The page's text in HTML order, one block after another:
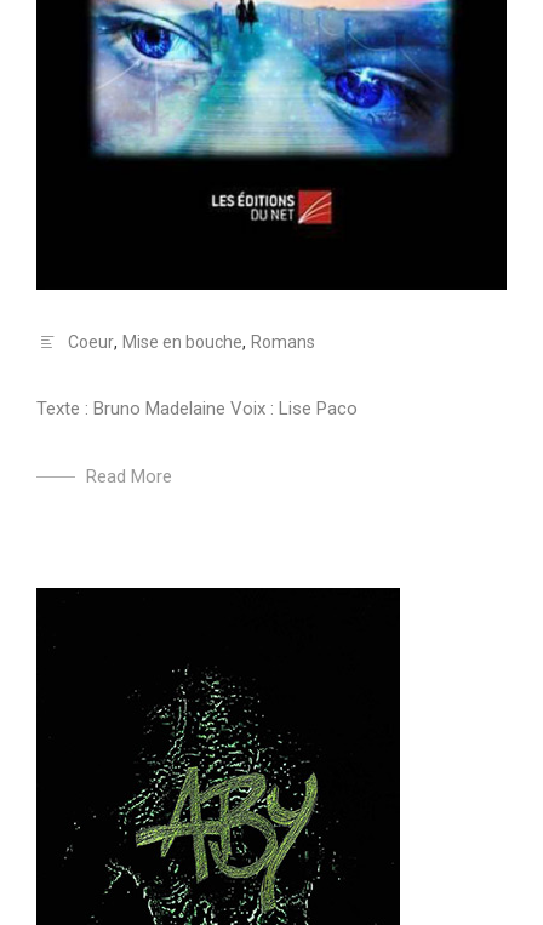
Coeur, Mise en bouche, Romans
Texte : Bruno Madelaine Voix : Lise Paco
Read More